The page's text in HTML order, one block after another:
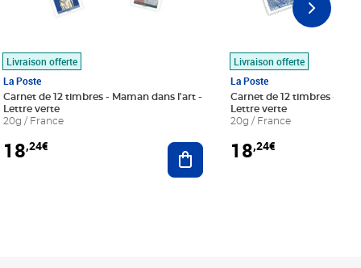
au panier
Livraison offerte
La Poste
Carnet de 12 timbres - Maman dans l'art -
Lettre verte
20g / France
18,24€ Ajouter au panier
Livraison offerte
La Poste
Carnet de 12 timbres - Le
Lettre verte
20g / France
18,24€